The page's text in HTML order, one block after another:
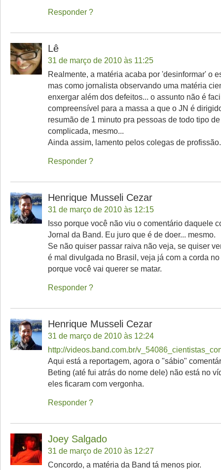
Responder
Lê
31 de março de 2010 às 11:25
Realmente, a matéria acaba por 'desinformar' o
mas como jornalista observando uma matéria
enxergar além dos defeitos... o assunto não é
compreensível para a massa a que o JN é
resumão de 1 minuto pra pessoas de todo tipo
complicada, mesmo...
Ainda assim, lamento pelos colegas de
Responder
Henrique Musseli Cezar
31 de março de 2010 às 12:15
Isso porque você não viu o comentário daquele
Jornal da Band. Eu juro que é de doer... mesmo.
Se não quiser passar raiva não veja, se quiser
é mal divulgada no Brasil, veja já com a corda
porque você vai querer se matar.
Responder
Henrique Musseli Cezar
31 de março de 2010 às 12:24
http://videos.band.com.br/
Aqui está a reportagem, agora o "sábio"
Beting (até fui atrás do nome dele) não está no
eles ficaram com vergonha.
Responder
Joey Salgado
31 de março de 2010 às 12:27
Concordo, a matéria da Band tá menos pior.